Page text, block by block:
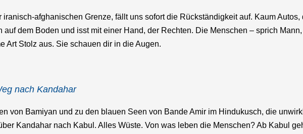
iranisch-afghanischen Grenze, fällt uns sofort die Rückständigkeit auf. Kaum
auf dem Boden und isst mit einer Hand, der Rechten. Die Menschen – sprich
Art Stolz aus. Sie schauen dir in die Augen.
nach Kandahar
von Bamiyan und zu den blauen Seen von Bande Amir im Hindukusch, die
Kandahar nach Kabul. Alles Wüste. Von was leben die Menschen? Ab Kabul